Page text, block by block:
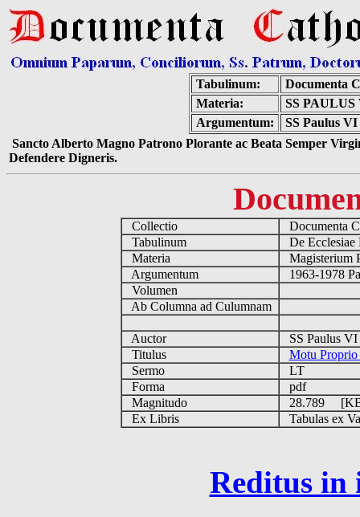
Tabulinum:
Documenta
Materia:
SS
Argumentum:
SS Paulus
Sancto Alberto Magno Patrono Plorante ac Beata Semper
Defendere Digneris.
Collectio
Documenta
Tabulinum
De
Materia
Magisterium
Argumentum
1963-1978
Volumen
Ab Columna ad Culumnam
Auctor
SS Paulus
Titulus
Motu
Sermo
LT
Forma
pdf
Magnitudo
28.789
Ex Libris
Tabulas ex
Reditus in